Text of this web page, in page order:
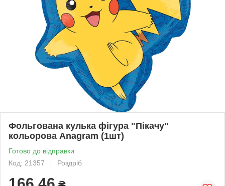
Фольгована кулька фігура "Пікачу"
кольорова Anagram (1шт)
Готово до відправки
Код: 21357
Роздріб